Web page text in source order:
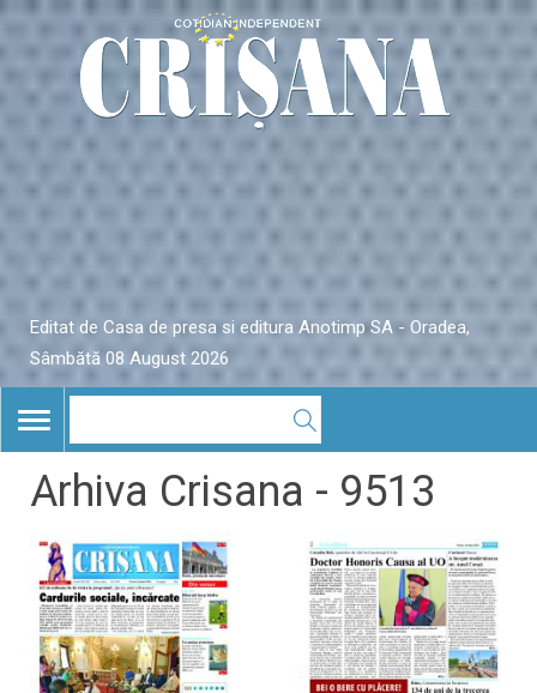
Editat de Casa de presa si editura Anotimp SA - Oradea,
Sâmbătă 08 August 2026
TOGGLE
NAVIGATION
Arhiva Crisana - 9513